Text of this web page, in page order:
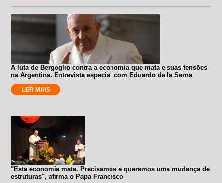
A luta de Bergoglio contra a economia que mata e suas tensões
na Argentina. Entrevista especial com Eduardo de la Serna
LER MAIS
"Esta economia mata. Precisamos e queremos uma mudança de
estruturas", afirma o Papa Francisco